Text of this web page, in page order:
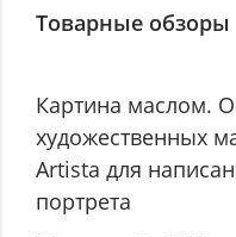
Товарные обзоры
Картина маслом.
художественных
Artista для
портрета